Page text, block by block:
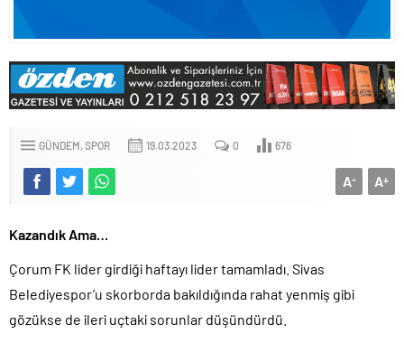
GÜNDEM SPOR 19.03.2023 0 676
A+
A-
Kazandık Ama…
Çorum FK lider girdiği haftayı lider tamamladı. Sivas
Belediyespor’u skorborda bakıldığında rahat yenmiş gibi
gözükse de ileri uçtaki sorunlar düşündürdü.